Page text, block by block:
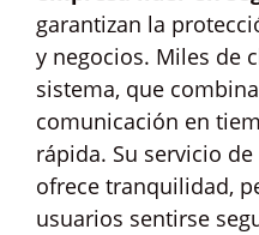
garantizan la
y negocios. Miles de
sistema, que
comunicación en
rápida. Su servicio
ofrece tranquilidad,
usuarios sentirse